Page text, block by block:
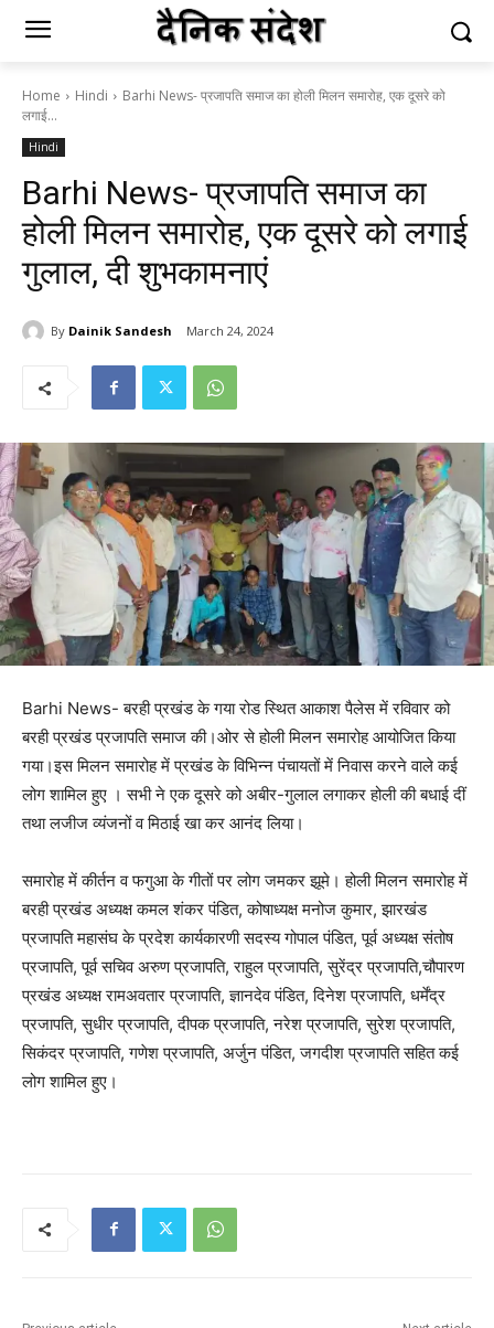
Home Hindi
Barhi News- प्रजापति समाज का होली मिलन समारोह, एक दूसरे को
लगाई...
Hindi
Barhi News- प्रजापति समाज का
होली मिलन समारोह, एक दूसरे को लगाई
गुलाल, दी शुभकामनाएं
By Dainik Sandesh March 24, 2024
Barhi News- बरही प्रखंड के गया रोड स्थित आकाश पैलेस में रविवार को
बरही प्रखंड प्रजापति समाज की।ओर से होली मिलन समारोह आयोजित किया
गया।इस मिलन समारोह में प्रखंड के विभिन्न पंचायतों में निवास करने वाले कई
लोग शामिल हुए । सभी ने एक दूसरे को अबीर-गुलाल लगाकर होली की बधाई दीं
तथा लजीज व्यंजनों व मिठाई खा कर आनंद लिया।
समारोह में कीर्तन व फगुआ के गीतों पर लोग जमकर झूमे। होली मिलन समारोह में
बरही प्रखंड अध्यक्ष कमल शंकर पंडित, कोषाध्यक्ष मनोज कुमार, झारखंड
प्रजापति महासंघ के प्रदेश कार्यकारणी सदस्य गोपाल पंडित, पूर्व अध्यक्ष संतोष
प्रजापति, पूर्व सचिव अरुण प्रजापति, राहुल प्रजापति, सुरेंद्र प्रजापति,चौपारण
प्रखंड अध्यक्ष रामअवतार प्रजापति, ज्ञानदेव पंडित, दिनेश प्रजापति, धर्मेंद्र
प्रजापति, सुधीर प्रजापति, दीपक प्रजापति, नरेश प्रजापति, सुरेश प्रजापति,
सिकंदर प्रजापति, गणेश प्रजापति, अर्जुन पंडित, जगदीश प्रजापति सहित कई
लोग शामिल हुए।